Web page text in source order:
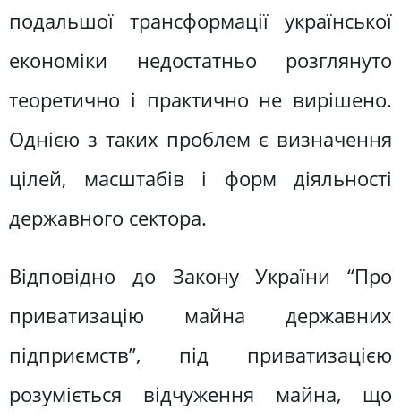
подальшої трансформації української
економіки недостатньо розглянуто
теоретично і практично не вирішено.
Однією з таких проблем є визначення
цілей, масштабів і форм діяльності
державного сектора.
Відповідно до Закону України “Про
приватизацію майна державних
підприємств”, під приватизацією
розуміється відчуження майна, що